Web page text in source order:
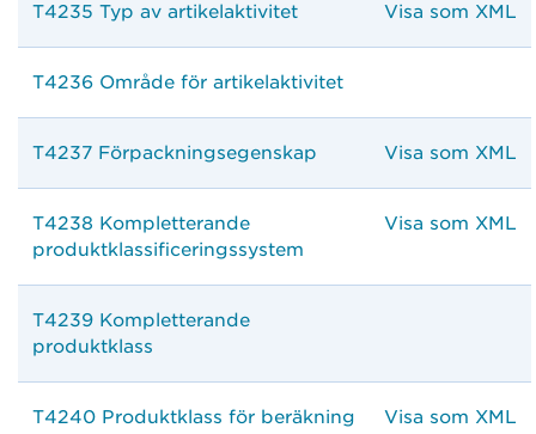
T4235 Typ av artikelaktivitet Visa som XML
T4236 Område för artikelaktivitet
T4237 Förpackningsegenskap Visa som XML
T4238 Kompletterande
produktklassificeringssystem
Visa som XML
T4239 Kompletterande
produktklass
T4240 Produktklass för beräkning
Visa som XML